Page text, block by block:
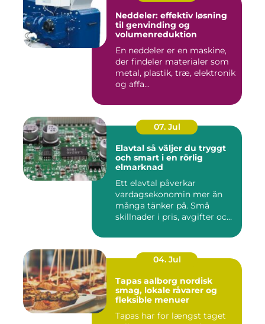
Neddeler: effektiv løsning
til genvinding og
volumenreduktion
En neddeler er en maskine,
der findeler materialer som
metal, plastik, træ, elektronik
og affa...
07. Jul
Elavtal så väljer du tryggt
och smart i en rörlig
elmarknad
Ett elavtal påverkar
vardagsekonomin mer än
många tänker på. Små
skillnader i pris, avgifter och
04. Jul
Tapas aalborg nordisk
smag, lokale råvarer og
fleksible menuer
Tapas har for længst taget